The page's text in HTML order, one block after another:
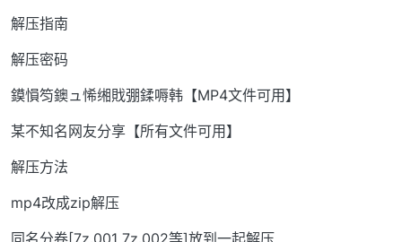
解压指南
解压密码
鏌愪笉鐭ュ悕缃戝弸鍒嗕韩【MP4文件可用】
某不知名网友分享【所有文件可用】
解压方法
mp4改成zip解压